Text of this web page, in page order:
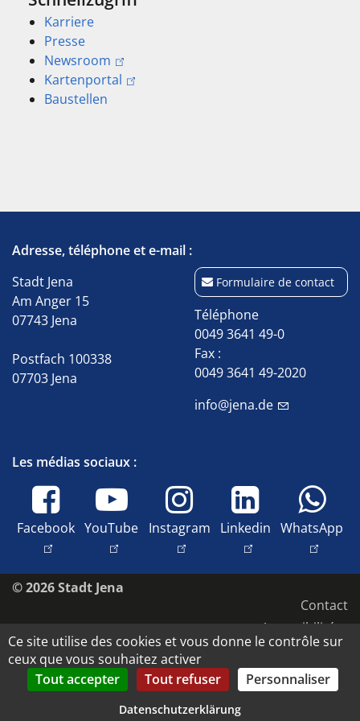
Karriere
Presse
Newsroom
Kartenportal
Baustellen
Adresse, téléphone et e-mail :
Stadt Jena
Am Anger 15
07743 Jena
Postfach 100338
07703 Jena
Formulaire de contact
Téléphone
0049 3641 49-0
Fax :
0049 3641 49-2020
info@jena.de
Les médias sociaux :
Facebook YouTube Instagram Linkedin WhatsApp
© 2026 Stadt Jena
Contact
Accessibilité
Protection des données
Mentions légales
Copyright et droits d'image
Ce site utilise des cookies et vous donne le contrôle sur
ceux que vous souhaitez activer
Tout accepter
Tout refuser Personnaliser
Datenschutzerklärung